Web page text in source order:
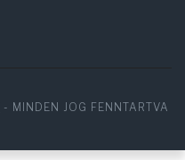
- MINDEN JOG FENNTARTVA